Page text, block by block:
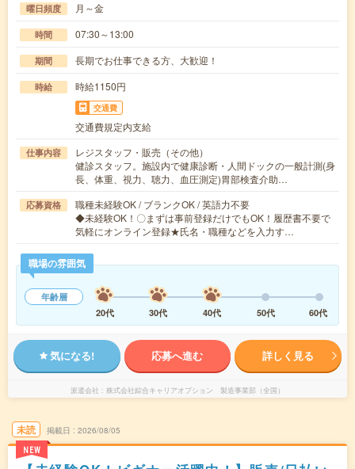
曜日頻度 月～金
時間 07:30～13:00
期間 長期でお仕事できる方、大歓迎！
時給 時給1150円
交通費
交通費規定内支給
仕事内容
レジスタッフ・販売（その他）
健診スタッフ。施設内で健康診断・人間ドックの一般計測(身
長、体重、視力、聴力、血圧測定)胃部検査介助…
応募資格
職種未経験OK / ブランクOK / 英語力不要
◆未経験OK！〇まずは事前登録だけでもOK！履歴書不要で
気軽にオンライン登録★氏名・職種などを入力す…
職場の雰囲気
年齢層
20代
30代 40代 50代 60代
気になる! 応募へ進む 詳しく見る
派遣会社 株式会社綜合キャリアオプション 製造事業部（全国）
未読
NEW
掲載日 2026/08/05